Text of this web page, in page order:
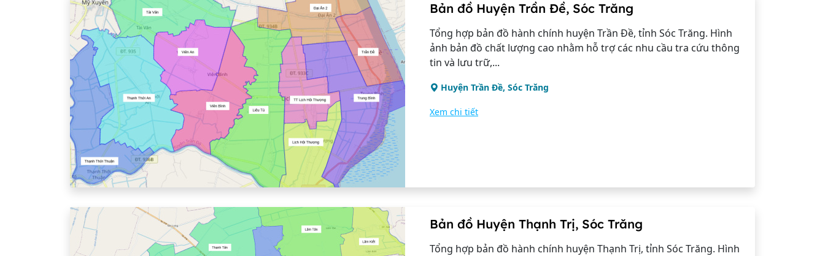
Bản đồ Huyện Trần Đề, Sóc Trăng
Tổng hợp bản đồ hành chính huyện Trần Đề, tỉnh Sóc Trăng. Hình
ảnh bản đồ chất lượng cao nhằm hỗ trợ các nhu cầu tra cứu thông
tin và lưu trữ,...
Huyện Trần Đề, Sóc Trăng
Xem chi tiết
Bản đồ Huyện Thạnh Trị, Sóc Trăng
Tổng hợp bản đồ hành chính huyện Thạnh Trị, tỉnh Sóc Trăng. Hình